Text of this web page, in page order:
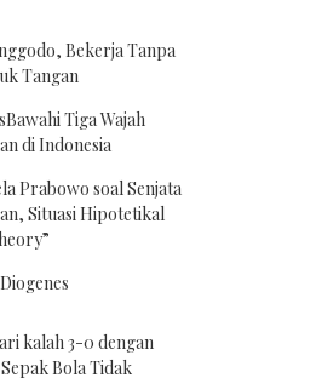
Bekerja Tanpa
Tangan
Tiga Wajah
di Indonesia
Prabowo soal Senjata
Situasi Hipotetikal
kalah 3-0 dengan
Bola Tidak